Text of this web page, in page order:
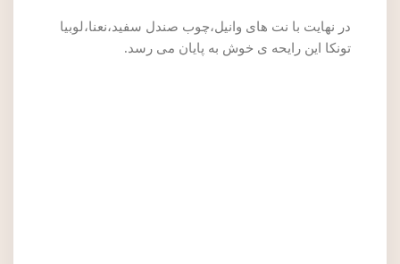
در نهایت با نت های وانیل،چوب صندل سفید،نعنا،لوبیا
تونکا این رایحه ی خوش به پایان می رسد.